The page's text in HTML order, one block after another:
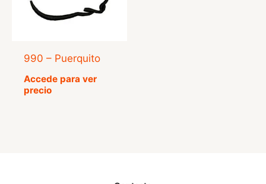
990 – Puerquito
Accede para ver
precio